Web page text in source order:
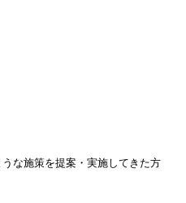
な施策を提案・実施してきた方